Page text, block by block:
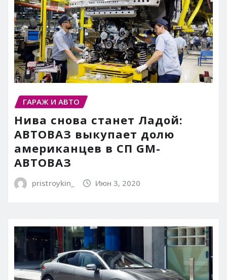
ГАРАЖ И АВТО
Нива снова станет Ладой:
АВТОВАЗ выкупает долю
американцев в СП GM-
АВТОВАЗ
pristroykin_ Июн 3, 2020